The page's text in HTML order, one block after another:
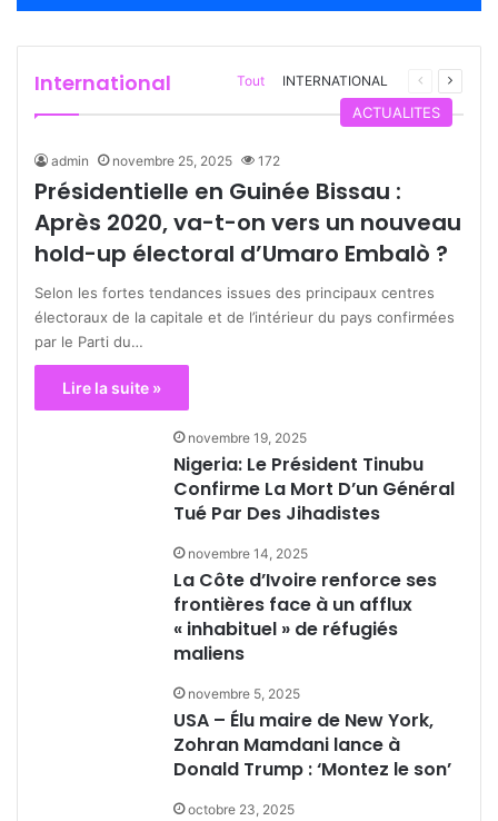
A LA UNE
A LA UNE
International Tout INTERNATIONAL
Page
précédente
Page
ACTUALITES
admin novembre 25, 2025 172
Présidentielle en Guinée Bissau :
Après 2020, va-t-on vers un nouveau
hold-up électoral d’Umaro Embalò ?
Selon les fortes tendances issues des principaux centres
électoraux de la capitale et de l’intérieur du pays confirmées
par le Parti du…
Lire la suite »
novembre 19, 2025
Nigeria: Le Président Tinubu
Confirme La Mort D’un Général
Tué Par Des Jihadistes
novembre 14, 2025
La Côte d’Ivoire renforce ses
frontières face à un afflux
« inhabituel » de réfugiés
maliens
novembre 5, 2025
USA – Élu maire de New York,
Zohran Mamdani lance à
Donald Trump : ‘Montez le son’
octobre 23, 2025